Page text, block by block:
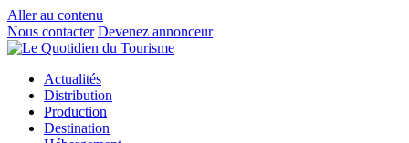
Aller au contenu
Nous contacter Devenez annonceur
Actualités
Distribution
Production
Destination